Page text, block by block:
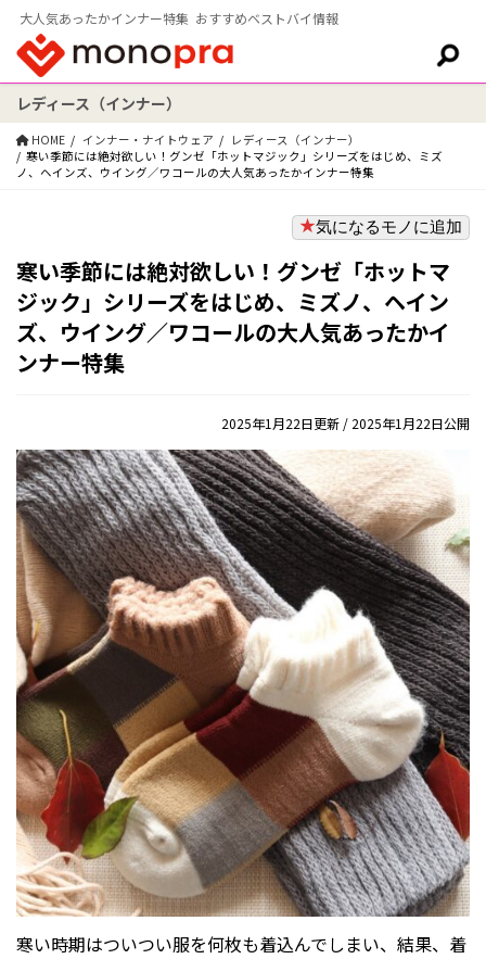
大人気あったかインナー特集 おすすめベストバイ情報
検索:
レディース（インナー）
HOME インナー・ナイトウェア
レディース（インナー）
寒い季節には絶対欲しい！グンゼ「ホットマジック」シリーズをはじめ、ミズ
ノ、ヘインズ、ウイング／ワコールの大人気あったかインナー特集
気になるモノに追加
寒い季節には絶対欲しい！グンゼ「ホットマ
ジック」シリーズをはじめ、ミズノ、ヘイン
ズ、ウイング／ワコールの大人気あったかイ
ンナー特集
2025年1月22日更新 / 2025年1月22日公開
寒い時期はついつい服を何枚も着込んでしまい、結果、着